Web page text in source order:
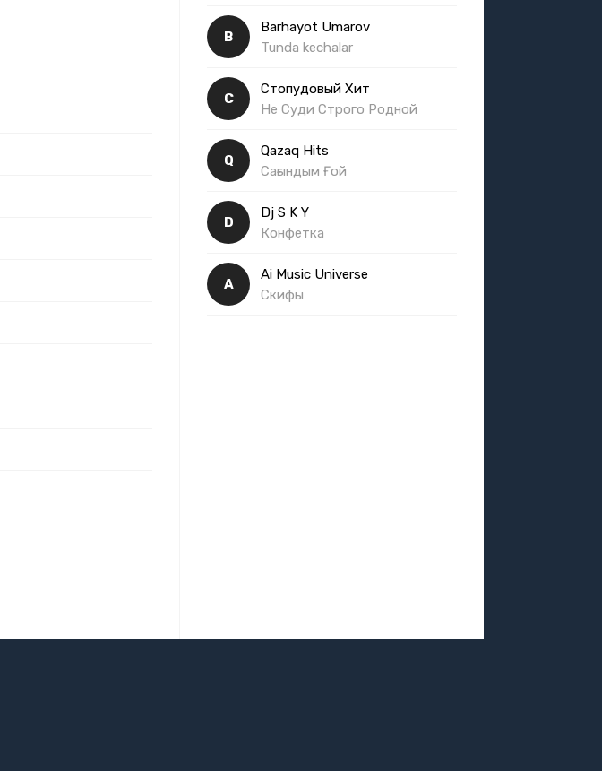
B
Barhayot Umarov
Tunda kechalar
С
Стопудовый Хит
Не Суди Строго Родной
Q
Qazaq Hits
Сағындым Ғой
D
Dj S K Y
Конфетка
A
Ai Music Universe
Скифы